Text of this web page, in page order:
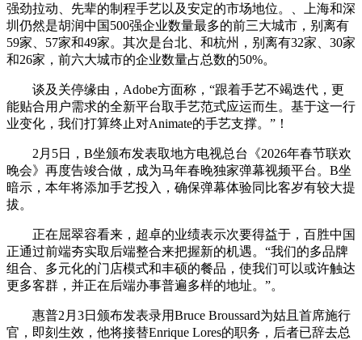
强劲拉动、先辈的制程手艺以及安定的市场地位。、上海和深
圳仍然是胡润中国500强企业数量最多的前三大城市，别离有
59家、57家和49家。其次是台北、和杭州，别离有32家、30家
和26家，前六大城市的企业数量占总数的50%。
谈及关停缘由，Adobe方面称，“跟着手艺不竭迭代，更
能贴合用户需求的全新平台取手艺范式应运而生。基于这一行
业变化，我们打算终止对Animate的手艺支撑。”！
2月5日，B坐颁布发表取地方电视总台《2026年春节联欢
晚会》再度告竣合做，成为马年春晚独家弹幕视频平台。B坐
暗示，本年将添加手艺投入，确保弹幕体验同比客岁有较大提
拔。
正在屈翠容看来，超卓的业绩表示次要得益于，百胜中国
正通过前端夯实取后端整合来把握新的机遇。“我们的多品牌
组合、多元化的门店模式和丰硕的餐品，使我们可以或许触达
更多客群，并正在后端办事普遍多样的地址。”。
惠普2月3日颁布发表录用Bruce Broussard为姑且首席施行
官，即刻生效，他将接替Enrique Lores的职务，后者已辞去总